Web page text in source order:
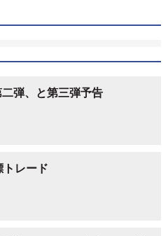
弾、と第三弾予告
トレード